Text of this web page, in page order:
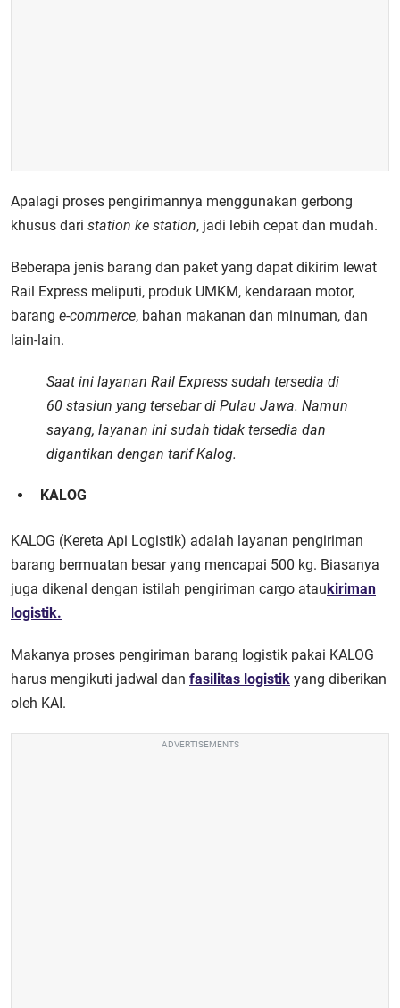
Apalagi proses pengirimannya menggunakan gerbong
khusus dari station ke station, jadi lebih cepat dan mudah.
Beberapa jenis barang dan paket yang dapat dikirim lewat
Rail Express meliputi, produk UMKM, kendaraan motor,
barang e-commerce, bahan makanan dan minuman, dan
lain-lain.
Saat ini layanan Rail Express sudah tersedia di
60 stasiun yang tersebar di Pulau Jawa. Namun
sayang, layanan ini sudah tidak tersedia dan
digantikan dengan tarif Kalog.
KALOG
KALOG (Kereta Api Logistik) adalah layanan pengiriman
barang bermuatan besar yang mencapai 500 kg. Biasanya
juga dikenal dengan istilah pengiriman cargo ataukiriman
logistik.
Makanya proses pengiriman barang logistik pakai KALOG
harus mengikuti jadwal dan fasilitas logistik yang diberikan
oleh KAI.
ADVERTISEMENTS